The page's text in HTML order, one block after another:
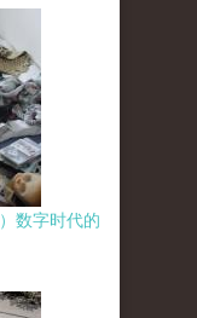
数字时代的